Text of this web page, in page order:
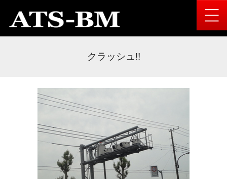
クラッシュ!!